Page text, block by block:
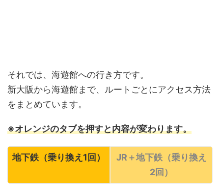
それでは、海遊館への行き方です。
新大阪から海遊館まで、ルートごとにアクセス方法
をまとめています。
※オレンジのタブを押すと内容が変わります。
地下鉄（乗り換え1回）
JR＋地下鉄（乗り換え
2回）